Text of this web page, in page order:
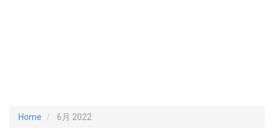
Home 6月 2022